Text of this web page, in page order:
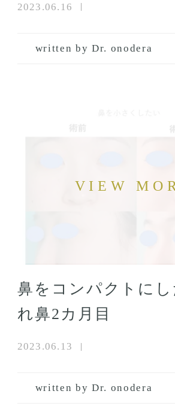
2023.06.16
written by Dr. onodera
鼻をコンパクトに
れ鼻2カ月目
2023.06.13
written by Dr. onodera